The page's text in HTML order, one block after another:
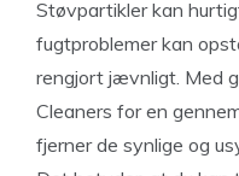
Støvpartikler kan
fugtproblemer kan
rengjort jævnligt. Med
Cleaners for en
fjerner de synlige og